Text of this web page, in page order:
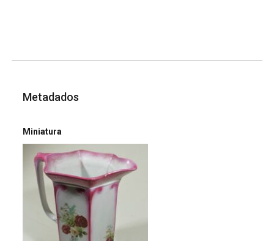
Metadados
Miniatura